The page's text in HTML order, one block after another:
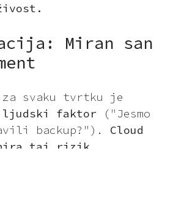
Miran san
svaku tvrtku je
ljudski faktor ("Jesmo
backup?"). Cloud
taj rizik.